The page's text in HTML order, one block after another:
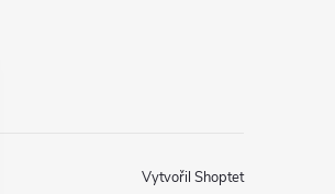
Vytvořil Shoptet